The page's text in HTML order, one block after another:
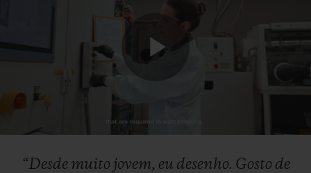
Play
Video
“Desde muito jovem, eu desenho. Gosto de